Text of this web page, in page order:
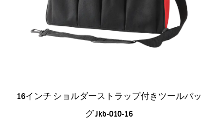
16インチ ショルダーストラップ付きツールバッ
グ Jkb-010-16